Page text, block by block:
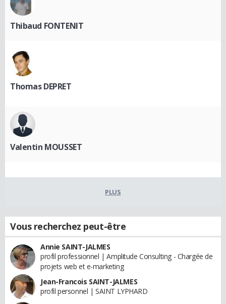
Thibaud FONTENIT
Thomas DEPRET
Valentin MOUSSET
PLUS
Vous recherchez peut-être
Annie SAINT-JALMES
profil professionnel | Amplitude Consulting - Chargée de
projets web et e-marketing
Jean-Francois SAINT-JALMES
profil personnel | SAINT LYPHARD